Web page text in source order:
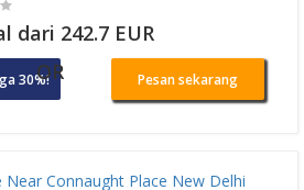
dari 242.7 EUR
30%!OR Pesan sekarang